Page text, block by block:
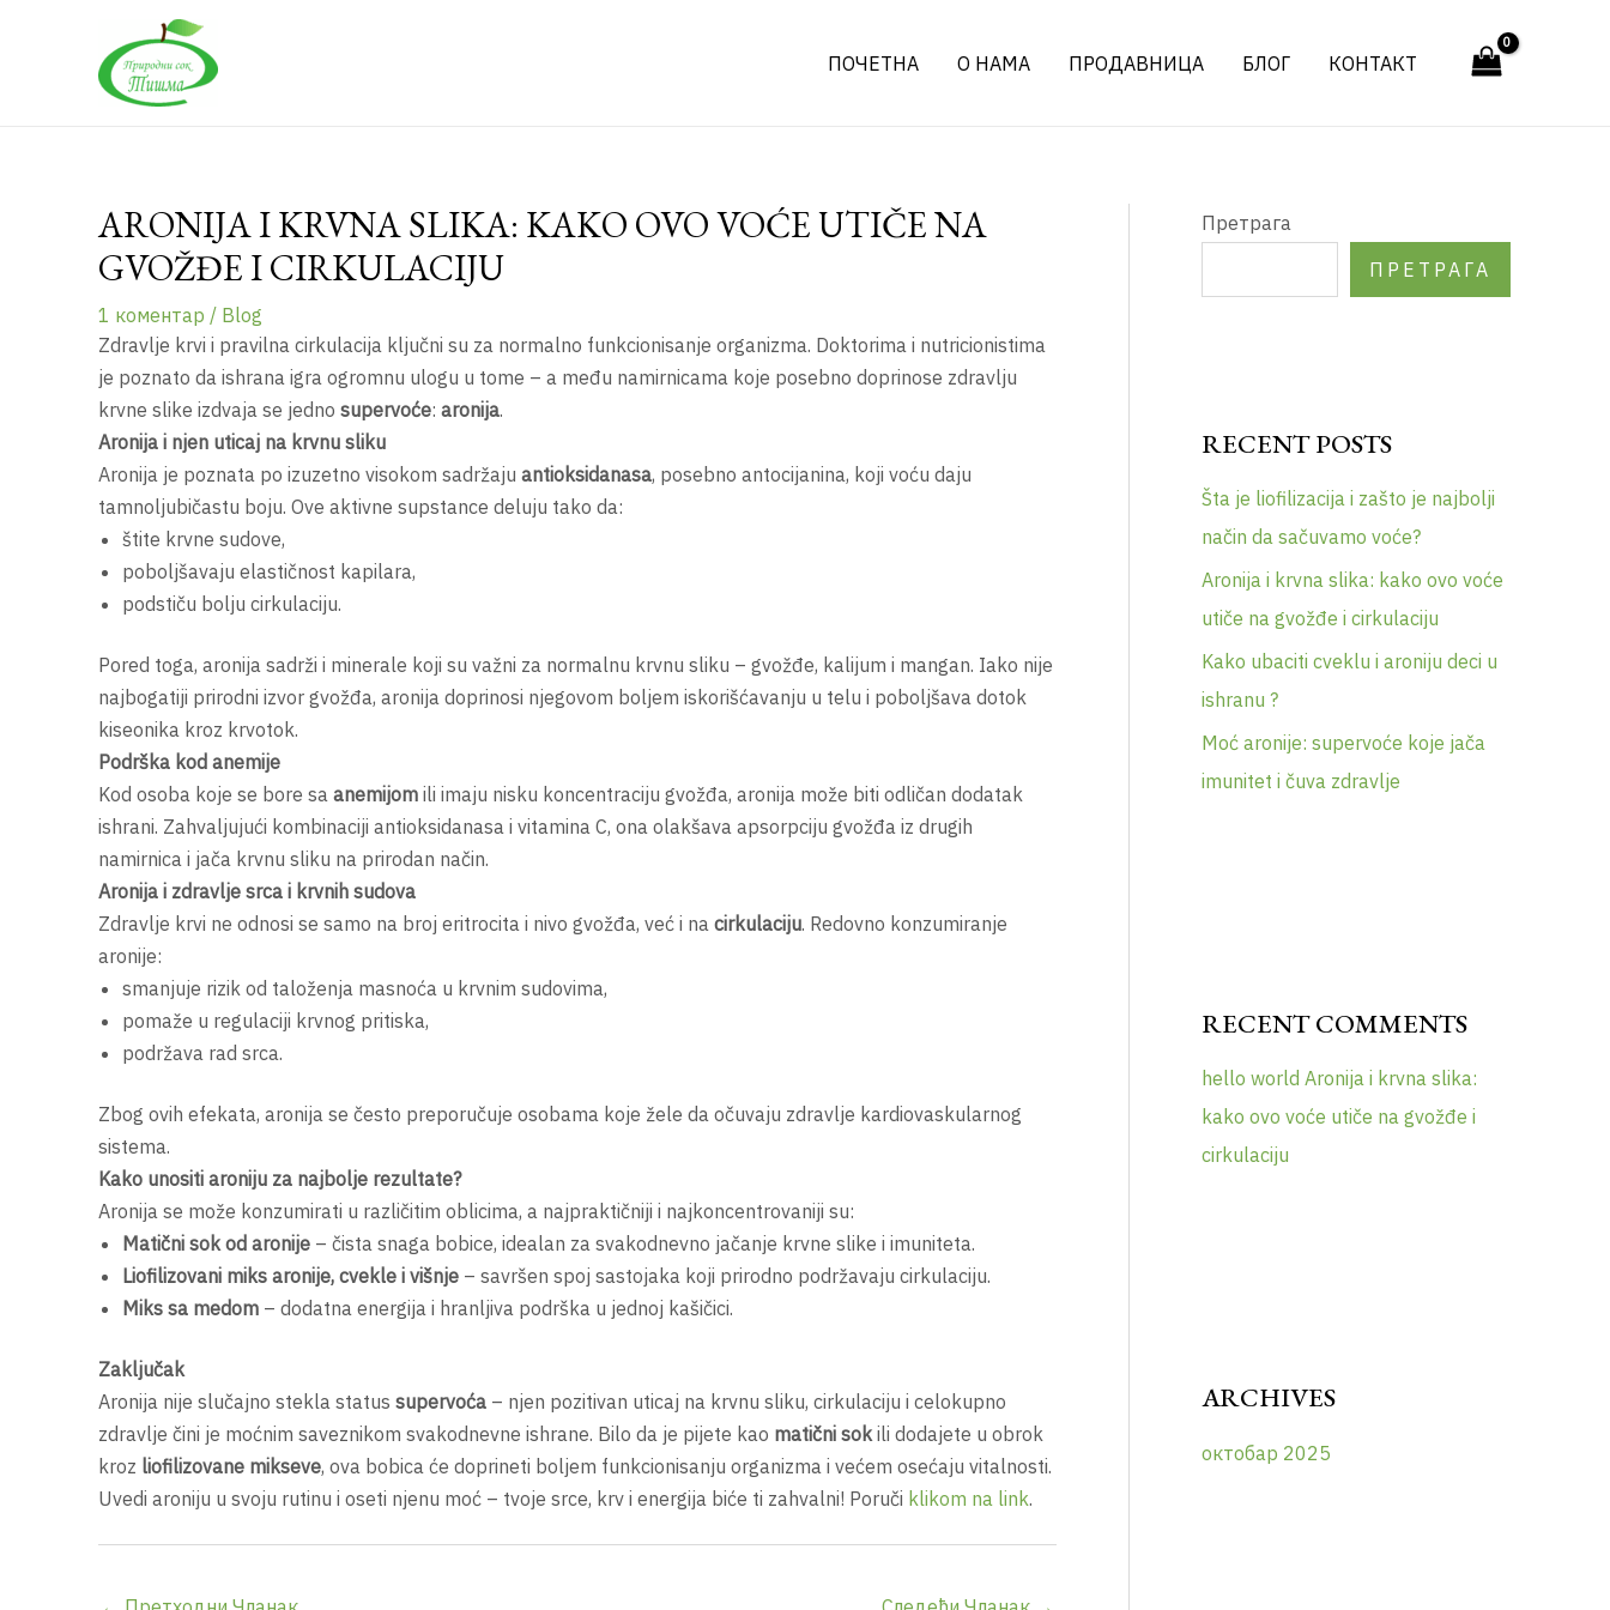
ПОЧЕТНА О НАМА ПРОДАВНИЦА БЛОГ КОНТАКТ
ARONIJA I KRVNA SLIKA: KAKO OVO VOĆE UTIČE NA
GVOŽĐE I CIRKULACIJU
1 коментар / Blog
Zdravlje krvi i pravilna cirkulacija ključni su za normalno funkcionisanje organizma. Doktorima i nutricionistima
je poznato da ishrana igra ogromnu ulogu u tome – a među namirnicama koje posebno doprinose zdravlju
krvne slike izdvaja se jedno supervoće: aronija.
Aronija i njen uticaj na krvnu sliku
Aronija je poznata po izuzetno visokom sadržaju antioksidanasa, posebno antocijanina, koji voću daju
tamnoljubičastu boju. Ove aktivne supstance deluju tako da:
štite krvne sudove,
poboljšavaju elastičnost kapilara,
podstiču bolju cirkulaciju.
Pored toga, aronija sadrži i minerale koji su važni za normalnu krvnu sliku – gvožđe, kalijum i mangan. Iako nije
najbogatiji prirodni izvor gvožđa, aronija doprinosi njegovom boljem iskorišćavanju u telu i poboljšava dotok
kiseonika kroz krvotok.
Podrška kod anemije
Kod osoba koje se bore sa anemijom ili imaju nisku koncentraciju gvožđa, aronija može biti odličan dodatak
ishrani. Zahvaljujući kombinaciji antioksidanasa i vitamina C, ona olakšava apsorpciju gvožđa iz drugih
namirnica i jača krvnu sliku na prirodan način.
Aronija i zdravlje srca i krvnih sudova
Zdravlje krvi ne odnosi se samo na broj eritrocita i nivo gvožđa, već i na cirkulaciju. Redovno konzumiranje
aronije:
smanjuje rizik od taloženja masnoća u krvnim sudovima,
pomaže u regulaciji krvnog pritiska,
podržava rad srca.
Zbog ovih efekata, aronija se često preporučuje osobama koje žele da očuvaju zdravlje kardiovaskularnog
sistema.
Kako unositi aroniju za najbolje rezultate?
Aronija se može konzumirati u različitim oblicima, a najpraktičniji i najkoncentrovaniji su:
Matični sok od aronije – čista snaga bobice, idealan za svakodnevno jačanje krvne slike i imuniteta.
Liofilizovani miks aronije, cvekle i višnje – savršen spoj sastojaka koji prirodno podržavaju cirkulaciju.
Miks sa medom – dodatna energija i hranljiva podrška u jednoj kašičici.
Zaključak
Aronija nije slučajno stekla status supervoća – njen pozitivan uticaj na krvnu sliku, cirkulaciju i celokupno
zdravlje čini je moćnim saveznikom svakodnevne ishrane. Bilo da je pijete kao matični sokili dodajete u obrok
kroz liofilizovane mikseve, ova bobica će doprineti boljem funkcionisanju organizma i većem osećaju vitalnosti.
Uvedi aroniju u svoju rutinu i oseti njenu moć – tvoje srce, krv i energija biće ti zahvalni! Poruči klikom na link.
Претрага
ПРЕТРАГА
RECENT POSTS
Šta je liofilizacija i zašto je najbolji
način da sačuvamo voće?
Aronija i krvna slika: kako ovo voće
utiče na gvožđe i cirkulaciju
Kako ubaciti cveklu i aroniju deci u
ishranu ?
Moć aronije: supervoće koje jača
imunitet i čuva zdravlje
RECENT COMMENTS
hello world Aronija i krvna slika:
kako ovo voće utiče na gvožđe i
cirkulaciju
ARCHIVES
октобар 2025